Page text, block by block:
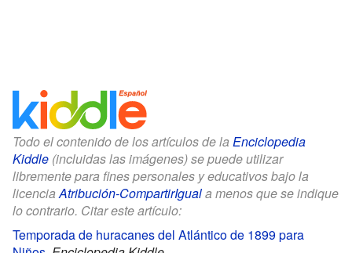
Todo el contenido de los artículos de la Enciclopedia
Kiddle (incluidas las imágenes) se puede utilizar
libremente para fines personales y educativos bajo la
licenciaAtribución-CompartirIguala menos que se indique
lo contrario. Citar este artículo:
Temporada de huracanes del Atlántico de 1899 para